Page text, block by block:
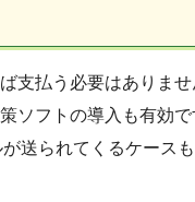
支払う必要はありませ
ソフトの導入も有効で
送られてくるケース